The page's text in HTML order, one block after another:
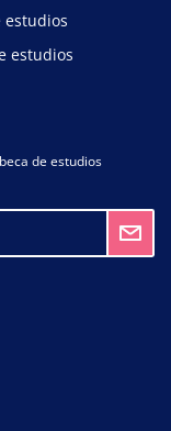
estudios
estudios
de estudios